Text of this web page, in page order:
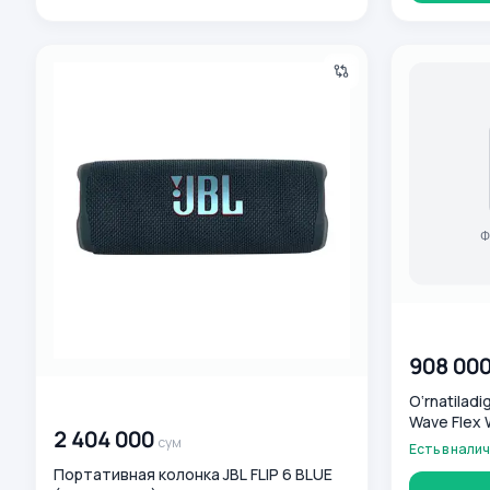
2 404 000 сум
Портативная колонка JBL FLIP 6 BLUE
908
Wave Flex
Есть в